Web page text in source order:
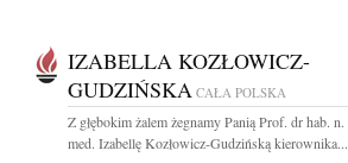
IZABELLA KOZŁOWICZ-
GUDZIŃSKA CAŁA POLSKA
Z głębokim żalem żegnamy Panią Prof. dr hab. n.
med. Izabellę Kozłowicz-Gudzińską kierownika...